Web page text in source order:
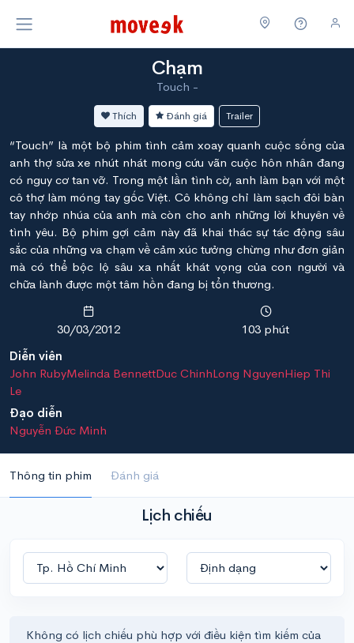
Chạm
Touch -
Thích Đánh giá Trailer
“Touch” là một bộ phim tình cảm xoay quanh cuộc sống của
anh thợ sửa xe nhút nhát mong cứu vãn cuộc hôn nhân đang
có nguy cơ tan vỡ. Trong một lần tình cờ, anh làm bạn với một
cô thợ làm móng tay gốc Việt. Cô không chỉ làm sạch đôi bàn
tay nhớp nhúa của anh mà còn cho anh những lời khuyên về
tình yêu. Bộ phim gợi cảm này đã khai thác sự tác động sâu
sắc của những va chạm về cảm xúc tưởng chừng như đơn giản
mà có thể bộc lộ sâu xa nhất khát vọng của con người và
chữa lành được một tâm hồn đang bị tổn thương.
30/03/2012
103 phút
Diễn viên
John RubyMelinda BennettDuc ChinhLong NguyenHiep Thi
Le
Đạo diễn
Nguyễn Đức Minh
Thông tin phim Đánh giá
Lịch chiếu
Không có lịch chiếu phù hợp với điều kiện tìm kiếm của